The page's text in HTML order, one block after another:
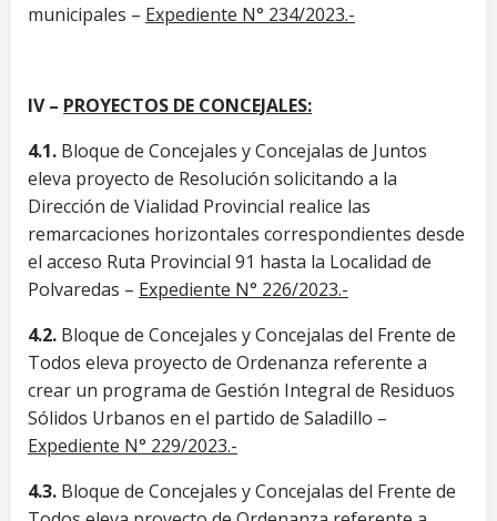
municipales – Expediente N° 234/2023.-
IV – PROYECTOS DE CONCEJALES:
4.1. Bloque de Concejales y Concejalas de Juntos
eleva proyecto de Resolución solicitando a la
Dirección de Vialidad Provincial realice las
remarcaciones horizontales correspondientes desde
el acceso Ruta Provincial 91 hasta la Localidad de
Polvaredas – Expediente N° 226/2023.-
4.2. Bloque de Concejales y Concejalas del Frente de
Todos eleva proyecto de Ordenanza referente a
crear un programa de Gestión Integral de Residuos
Sólidos Urbanos en el partido de Saladillo –
Expediente N° 229/2023.-
4.3. Bloque de Concejales y Concejalas del Frente de